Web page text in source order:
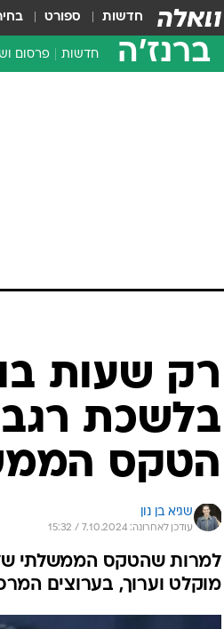
חדשות ספורט
ברנז'ה חדשות פרסום
רק שעות
בלשכת
הטקס
שגיא בן נון
עודכן לאחרונה: 7.10.2024 / 15:32
מוקלט וערוך, בערוצים